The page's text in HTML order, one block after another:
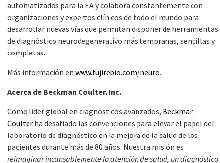
automatizados para la EA y colabora constantemente con
organizaciones y expertos clínicos de todo el mundo para
desarrollar nuevas vías que permitan disponer de herramientas
de diagnóstico neurodegenerativo más tempranas, sencillas y
completas.
Más información en www.fujirebio.com/neuro.
Acerca de Beckman Coulter. Inc.
Como líder global en diagnósticos avanzados, Beckman
Coulter ha desafiado las convenciones para elevar el papel del
laboratorio de diagnóstico en la mejora de la salud de los
pacientes durante más de 80 años. Nuestra misión es
reimaginar incansablemente la atención de salud, un diagnóstico